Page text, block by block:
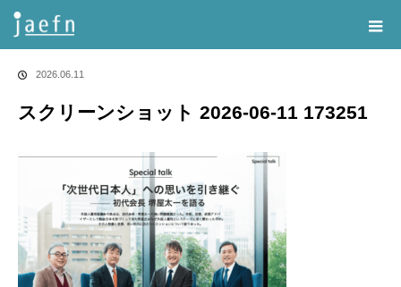
告知・記事一覧
2026.06.11
スクリーンショット 2026-06-11 173251